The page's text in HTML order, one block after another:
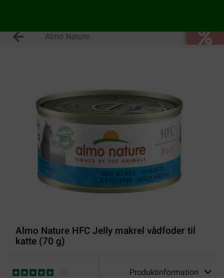
Almo Nature
Almo Nature HFC Jelly makrel vådfoder til
katte (70 g)
Produktinformation